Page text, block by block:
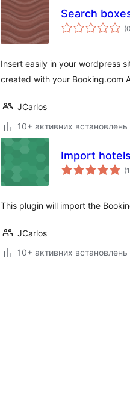
Search
(0
Insert easily in your wordpress
created with your Booking.com
JCarlos
10+ активних встановлень
Import
(1
This plugin will import the
JCarlos
10+ активних встановлень